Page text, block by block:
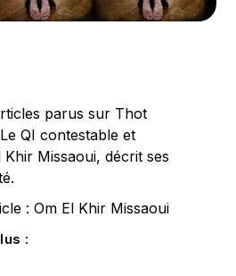
parus sur Thot
QI contestable et
Missaoui, décrit ses
: Om El Khir Missaoui
: